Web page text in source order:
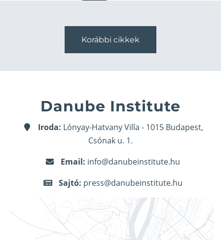
Korábbi cikkek
Danube Institute
Iroda: Lónyay-Hatvany Villa - 1015 Budapest,
Csónak u. 1.
Email: info@danubeinstitute.hu
Sajtó: press@danubeinstitute.hu